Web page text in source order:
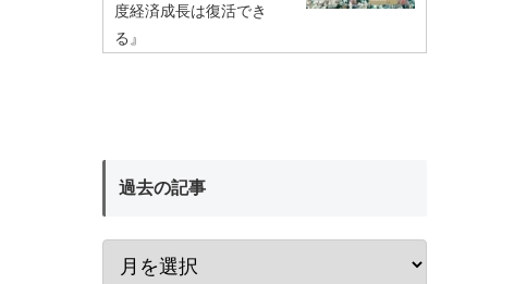
度経済成長は復活でき
る』
過去の記事